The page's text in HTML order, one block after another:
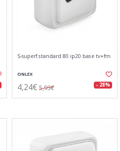
S-superf.standard 80 ip20 base tv+fm
ONLEX
4,24€ 5,93€ - 28%